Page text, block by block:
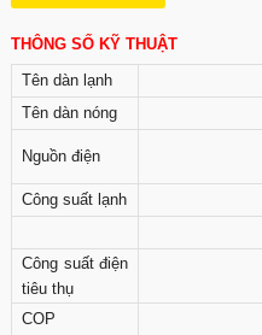
THÔNG SỐ KỸ THUẬT
Tên dàn lạnh
Tên dàn nóng
Nguồn điện
Công suất lạnh
Công suất điện
tiêu thụ
COP